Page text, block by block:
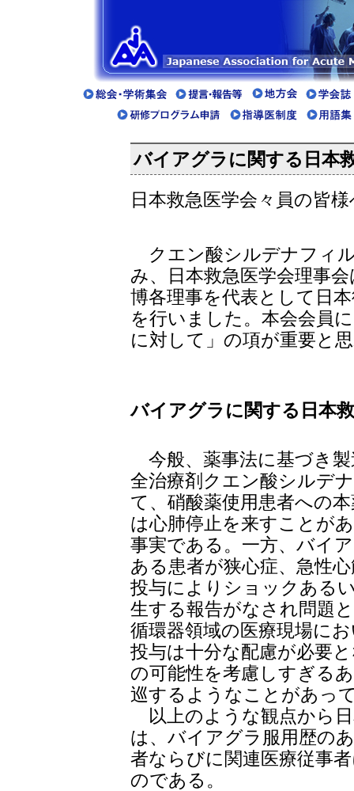
バイアグラに関する日本
日本救急医学会々員の皆様
クエン酸シルデナフィ
み、日本救急医学会理事
博各理事を代表として日
を行いました。本会会員
に対して」の項が重要と
バイアグラに関する日本
今般、薬事法に基づき
全治療剤クエン酸シルデ
て、硝酸薬使用患者への
は心肺停止を来すことが
事実である。一方、バイ
ある患者が狭心症、急性
投与によりショックある
生する報告がなされ問題
循環器領域の医療現場に
投与は十分な配慮が必要
の可能性を考慮しすぎる
巡するようなことがあっ
以上のような観点から
は、バイアグラ服用歴の
者ならびに関連医療従事
のである。